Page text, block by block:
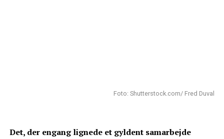
Foto: Shutterstock.com/ Fred Duval
Det, der engang lignede et gyldent samarbejde